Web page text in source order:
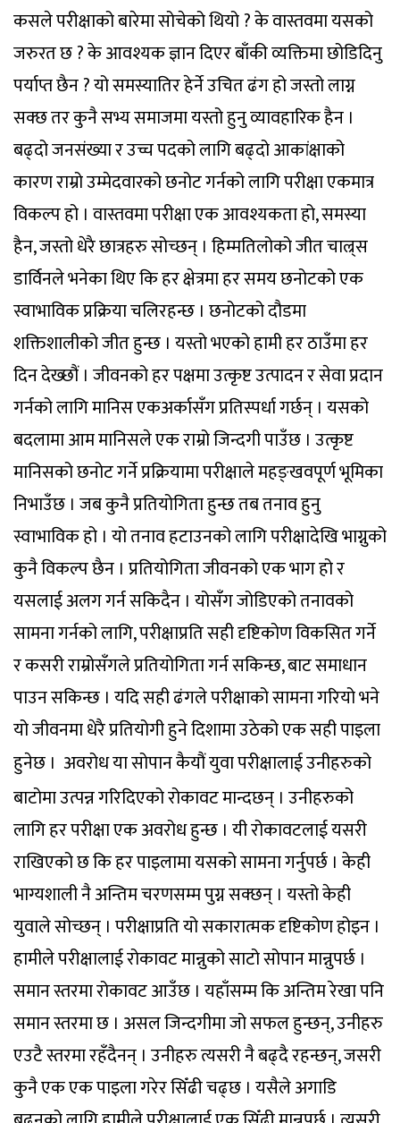
कसले परीक्षाको बारेमा सोचेको थियो ? के वास्तवमा यसको
जरुरत छ ? के आवश्यक ज्ञान दिएर बाँकी व्यक्तिमा छोडिदिनु
पर्याप्त छैन ? यो समस्यातिर हेर्ने उचित ढंग हो जस्तो लाग्न
सक्छ तर कुनै सभ्य समाजमा यस्तो हुनु व्यावहारिक हैन ।
बढ्दो जनसंख्या र उच्च पदको लागि बढ्दो आकांक्षाको
कारण राम्रो उम्मेदवारको छनोट गर्नको लागि परीक्षा एकमात्र
विकल्प हो । वास्तवमा परीक्षा एक आवश्यकता हो, समस्या
हैन, जस्तो धेरै छात्रहरु सोच्छन् । हिम्मतिलोको जीत चाल्र्स
डार्विनले भनेका थिए कि हर क्षेत्रमा हर समय छनोटको एक
स्वाभाविक प्रक्रिया चलिरहन्छ । छनोटको दौडमा
शक्तिशालीको जीत हुन्छ । यस्तो भएको हामी हर ठाउँमा हर
दिन देख्छौं । जीवनको हर पक्षमा उत्कृष्ट उत्पादन र सेवा प्रदान
गर्नको लागि मानिस एकअर्कासँग प्रतिस्पर्धा गर्छन् । यसको
बदलामा आम मानिसले एक राम्रो जिन्दगी पाउँछ । उत्कृष्ट
मानिसको छनोट गर्ने प्रक्रियामा परीक्षाले महङ्खवपूर्ण भूमिका
निभाउँछ । जब कुनै प्रतियोगिता हुन्छ तब तनाव हुनु
स्वाभाविक हो । यो तनाव हटाउनको लागि परीक्षादेखि भाग्नुको
कुनै विकल्प छैन । प्रतियोगिता जीवनको एक भाग हो र
यसलाई अलग गर्न सकिदैन । योसँग जोडिएको तनावको
सामना गर्नको लागि, परीक्षाप्रति सही दृष्टिकोण विकसित गर्ने
र कसरी राम्रोसँगले प्रतियोगिता गर्न सकिन्छ, बाट समाधान
पाउन सकिन्छ । यदि सही ढंगले परीक्षाको सामना गरियो भने
यो जीवनमा धेरै प्रतियोगी हुने दिशामा उठेको एक सही पाइला
हुनेछ । अवरोध या सोपान कैयौं युवा परीक्षालाई उनीहरुको
बाटोमा उत्पन्न गरिदिएको रोकावट मान्दछन् । उनीहरुको
लागि हर परीक्षा एक अवरोध हुन्छ । यी रोकावटलाई यसरी
राखिएको छ कि हर पाइलामा यसको सामना गर्नुपर्छ । केही
भाग्यशाली नै अन्तिम चरणसम्म पुग्न सक्छन् । यस्तो केही
युवाले सोच्छन् । परीक्षाप्रति यो सकारात्मक दृष्टिकोण होइन ।
हामीले परीक्षालाई रोकावट मान्नुको साटो सोपान मान्नुपर्छ ।
समान स्तरमा रोकावट आउँछ । यहाँसम्म कि अन्तिम रेखा पनि
समान स्तरमा छ । असल जिन्दगीमा जो सफल हुन्छन्, उनीहरु
एउटै स्तरमा रहँदैनन् । उनीहरु त्यसरी नै बढ्दै रहन्छन्, जसरी
कुनै एक एक पाइला गरेर सिँढी चढ्छ । यसैले अगाडि